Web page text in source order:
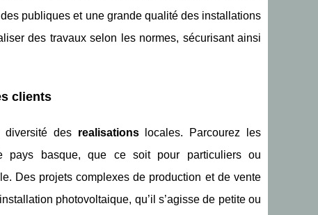
publiques et une grande qualité des installations
des travaux selon les normes, sécurisant ainsi
clients
des realisationslocales. Parcourez les
pays basque, que ce soit pour particuliers ou
Des projets complexes de production et de vente
photovoltaique, qu’il s’agisse de petite ou